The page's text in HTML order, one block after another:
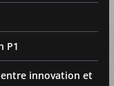
P1
entre innovation et